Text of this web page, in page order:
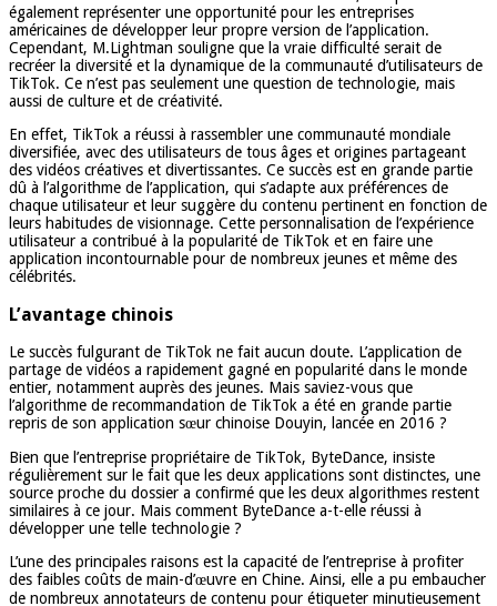
également représenter une opportunité pour les entreprises
américaines de développer leur propre version de l’application.
Cependant, M.Lightman souligne que la vraie difficulté serait de
recréer la diversité et la dynamique de la communauté d’utilisateurs de
TikTok. Ce n’est pas seulement une question de technologie, mais
aussi de culture et de créativité.
En effet, TikTok a réussi à rassembler une communauté mondiale
diversifiée, avec des utilisateurs de tous âges et origines partageant
des vidéos créatives et divertissantes. Ce succès est en grande partie
dû à l’algorithme de l’application, qui s’adapte aux préférences de
chaque utilisateur et leur suggère du contenu pertinent en fonction de
leurs habitudes de visionnage. Cette personnalisation de l’expérience
utilisateur a contribué à la popularité de TikTok et en faire une
application incontournable pour de nombreux jeunes et même des
célébrités.
L’avantage chinois
Le succès fulgurant de TikTok ne fait aucun doute. L’application de
partage de vidéos a rapidement gagné en popularité dans le monde
entier, notamment auprès des jeunes. Mais saviez-vous que
l’algorithme de recommandation de TikTok a été en grande partie
repris de son application sœur chinoise Douyin, lancée en 2016 ?
Bien que l’entreprise propriétaire de TikTok, ByteDance, insiste
régulièrement sur le fait que les deux applications sont distinctes, une
source proche du dossier a confirmé que les deux algorithmes restent
similaires à ce jour. Mais comment ByteDance a-t-elle réussi à
développer une telle technologie ?
L’une des principales raisons est la capacité de l’entreprise à profiter
des faibles coûts de main-d’œuvre en Chine. Ainsi, elle a pu embaucher
de nombreux annotateurs de contenu pour étiqueter minutieusement